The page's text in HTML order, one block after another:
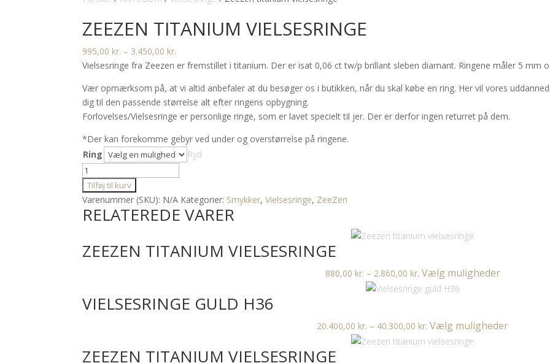
ZEEZEN TITANIUM VIELSESRINGE
995,00 kr. – 3.450,00 kr.
995,00 kr.
3.450,00 kr.
Vielsesringe fra Zeezen er fremstillet i titanium. Der er isat 0,06 ct tw/p brillant sleben diamant. Ringene måler 5 mm
Vær opmærksom på, at vi altid anbefaler at du besøger os i butikken, når du skal købe en ring. Her vil vores
dig til den passende størrelse alt efter ringens opbygning.
Forlovelses/Vielsesringe er personlige ringe, som er lavet specielt til jer. Der er derfor ingen returret på dem.
*Der kan forekomme gebyr ved under og overstørrelse på ringene.
Ring
Ryd
Zeezen
titanium
vielsesringe
antal
Tilføj til kurv
Varenummer (SKU): N/A Kategorier: Smykker,Vielsesringe, ZeeZen
RELATEREDE VARER
ZEEZEN TITANIUM VIELSESRINGE
880,00 kr. – 2.860,00 kr. Prisinterval:
880,00 kr.
Vælg mulighederDette
varianter.
VIELSESRINGE GULD H36
20.400,00 kr. – 40.300,00 kr. Prisinterval:
20.400,00 kr.
Vælg mulighederDette
ZEEZEN TITANIUM VIELSESRINGE